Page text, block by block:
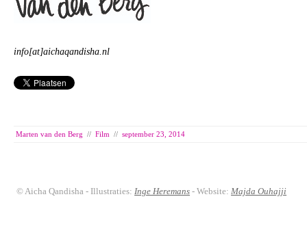
info[at]aichaqandisha.nl
Marten van den Berg // Film // september 23, 2014
© Aicha Qandisha - Illustraties: Inge Heremans - Website: Majda Ouhajji